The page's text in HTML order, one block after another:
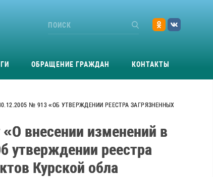
ОБРАЩЕНИЕ ГРАЖДАН КОНТАКТЫ
№ 913 «ОБ УТВЕРЖДЕНИИ РЕЕСТРА ЗАГРЯЗНЕННЫХ
внесении изменений в
утверждении реестра
Курской обла